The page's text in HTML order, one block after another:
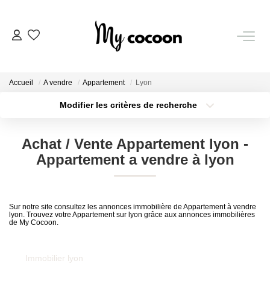
Nos Biens Vendus
CHASSE IMMOBILIÈRE
Accueil A vendre Appartement Lyon
Modifier les critères de recherche
Surface min Budget max
Achat / Vente Appartement lyon -
Appartement a vendre à lyon
Sur notre site consultez les annonces immobilière de Appartement à vendre
lyon. Trouvez votre Appartement sur lyon grâce aux annonces immobilières
de My Cocoon.
Immobilier lyon